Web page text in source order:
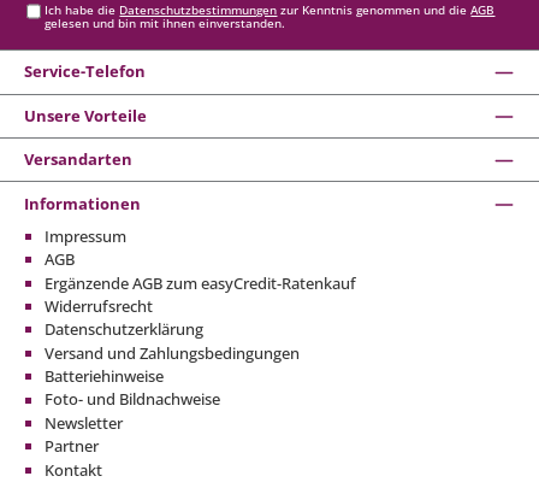
Ich habe die Datenschutzbestimmungen zur Kenntnis genommen und dieAGB
gelesen und bin mit ihnen einverstanden.
Service-Telefon
Unsere Vorteile
Versandarten
Informationen
Impressum
AGB
Ergänzende AGB zum easyCredit-Ratenkauf
Widerrufsrecht
Datenschutzerklärung
Versand und Zahlungsbedingungen
Batteriehinweise
Foto- und Bildnachweise
Newsletter
Partner
Kontakt